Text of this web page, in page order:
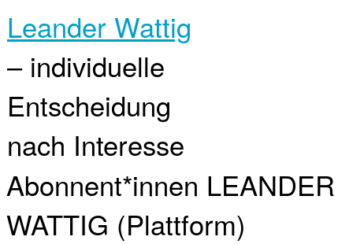
Leander Wattig
– individuelle
Entscheidung
nach Interesse
Abonnent*innen LEANDER
WATTIG (Plattform)